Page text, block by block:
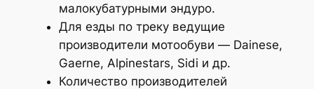
малокубатурными эндуро.
Для езды по треку ведущие
производители мотообуви — Dainese,
Gaerne, Alpinestars, Sidi и др.
Количество производителей